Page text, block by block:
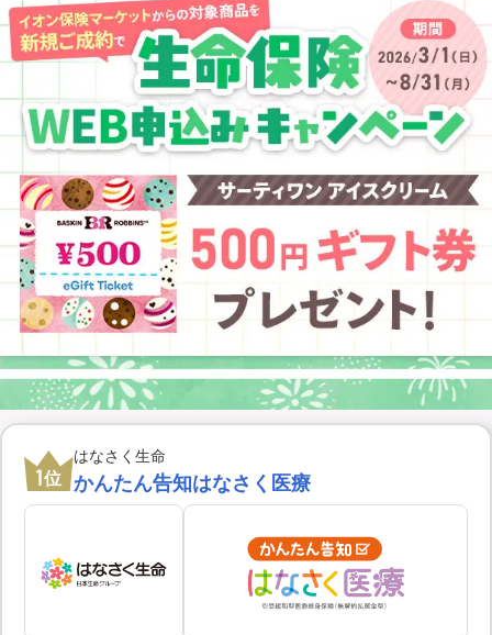
イオンカード会員さま専用保険
1位
はなさく生命
かんたん告知はなさく医療